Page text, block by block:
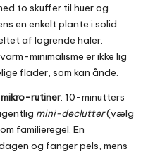
to skuffer til huer og
en enkelt plante i solid
af logrende haler.
minimalisme er ikke lig
flader, som kan ånde.
mikro-rutiner: 10-minutters
mini-declutter(vælg
familieregel. En
og fanger pels, mens